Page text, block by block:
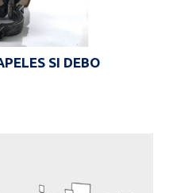
SI DEBO